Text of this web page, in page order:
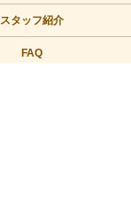
スタッフ紹介
FAQ